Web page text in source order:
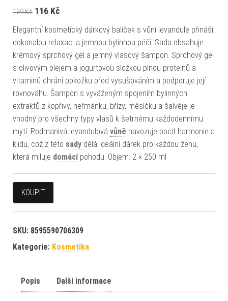
129Kč Původní cena byla: 129 Kč.
116 Kč
Elegantní kosmetický dárkový balíček s vůní levandule přináší
dokonalou relaxaci a jemnou bylinnou péči. Sada obsahuje
krémový sprchový gel a jemný vlasový šampon. Sprchový gel
s olivovým olejem a jogurtovou složkou plnou proteinů a
vitaminů chrání pokožku před vysušováním a podporuje její
rovnováhu. Šampon s vyváženým spojením bylinných
extraktů z kopřivy, heřmánku, břízy, měsíčku a šalvěje je
vhodný pro všechny typy vlasů k šetrnému každodennímu
mytí. Podmanivá levandulová vůně navozuje pocit harmonie a
klidu, což z této sady dělá ideální dárek pro každou ženu,
která miluje domácípohodu. Objem: 2 × 250 ml
KOUPIT
SKU: 8595590706309
Kategorie: Kosmetika
Popis Další informace